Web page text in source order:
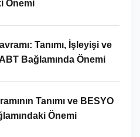
Önemi
Tanımı, İşleyişi ve
Bağlamında Önemi
Tanımı ve BESYO
Önemi